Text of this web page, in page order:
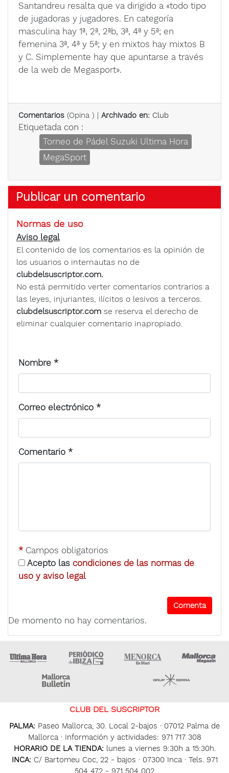
Santandreu resalta que va dirigido a «todo tipo
de jugadoras y jugadores. En categoría
masculina hay 1ª, 2ª, 2ªb, 3ª, 4ª y 5ª; en
femenina 3ª, 4ª y 5ª; y en mixtos hay mixtos B
y C. Simplemente hay que apuntarse a través
de la web de Megasport».
Comentarios (Opina ) | Archivado en: Club
Etiquetada con :
Torneo de Pádel Suzuki Ultima Hora
MegaSport
Publicar un comentario
Normas de uso
Aviso legal
El contenido de los comentarios es la opinión de
los usuarios o internautas no de
clubdelsuscriptor.com.
No está permitido verter comentarios contrarios a
las leyes, injuriantes, ilícitos o lesivos a terceros.
clubdelsuscriptor.com se reserva el derecho de
eliminar cualquier comentario inapropiado.
Nombre *
Correo electrónico *
Comentario *
* Campos obligatorios
Acepto las condiciones de las normas de
uso y aviso legal
De momento no hay comentarios.
Ultima Hora Ultima hora Ibiza Menorca • Es Diari
CLUB DEL SUSCRIPTOR
PALMA: Paseo Mallorca, 30. Local 2-bajos · 07012 Palma de
Mallorca · Información y actividades: 971 717 308
HORARIO DE LA TIENDA: lunes a viernes 9:30h a 15:30h.
INCA: C/ Bartomeu Coc, 22 - bajos · 07300 Inca · Tels. 971
504 472 - 971 504 002